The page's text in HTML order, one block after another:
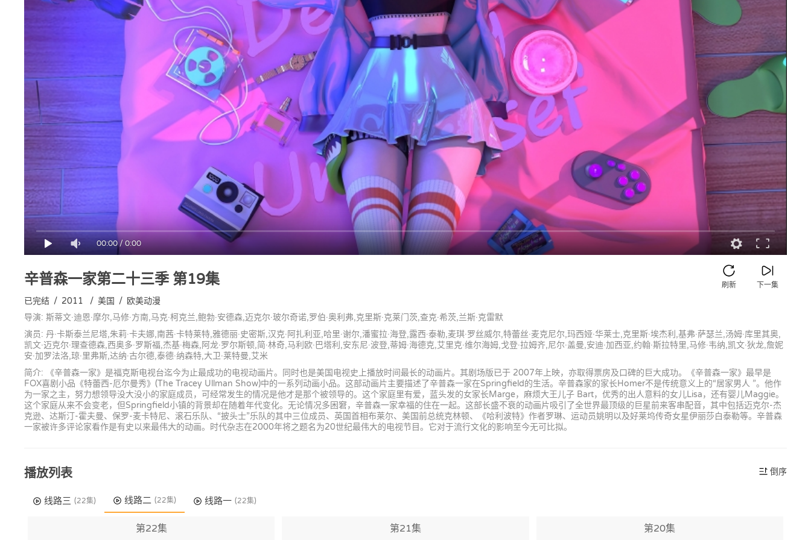
00:00/0:00
辛普森一家第二十三季第19集 下一集
刷新
已完结 / 2011 / 美国 / 欧美动漫
导演: 斯蒂文·迪恩·摩尔,马修·方南,马克·柯克兰,鲍勃·安德森,迈克尔·玻尔奇诺,罗伯·奥利弗,克里斯·克莱门茨,查克·希茨,兰斯·克雷默
演员: 丹·卡斯泰兰尼塔,朱莉·卡夫娜,南茜·卡特莱特,雅德丽·史密斯,汉克·阿扎利亚,哈里·谢尔,潘蜜拉·海登,露西·泰勒,麦琪·罗丝威尔,特蕾丝·麦克尼尔,玛西娅·华莱士,克里斯·埃杰利,基弗·萨瑟兰,汤姆·库里其奥,
凯文·迈克尔·理查德森,西奥多·罗斯福,杰基·梅森,阿龙·罗尔斯顿,简·林奇,马利欧·巴塔利,安东尼·波登,蒂姆·海德克,艾里克·维尔海姆,戈登·拉姆齐,尼尔·盖曼,安迪·加西亚,约翰·斯拉特里,马修·韦纳,凯文·狄龙,詹妮
安·加罗法洛,琼·里弗斯,达纳·古尔德,泰德·纳森特,大卫·莱特曼,艾米
简介: 《辛普森一家》是福克斯电视台迄今为止最成功的电视动画片。同时也是美国电视史上播放时间最长的动画片。其剧场版已于 2007年上映，亦取得票房及口碑的巨大成功。《辛普森一家》最早是
FOX喜剧小品《特蕾西-厄尔曼秀》(The Tracey Ullman Show)中的一系列动画小品。这部动画片主要描述了辛普森一家在Springfield的生活。辛普森家的家长Homer不是传统意义上的“居家男人 ”。他作
为一家之主，努力想领导没大没小的家庭成员，可经常发生的情况是他才是那个被领导的。这个家庭里有爱，蓝头发的女家长Marge，麻烦大王儿子 Bart，优秀的出人意料的女儿Lisa，还有婴儿Maggie。
这个家庭从来不会变老，但Springfield小镇的背景却在随着年代变化。无论情况多困窘，辛普森一家幸福的住在一起。这部长盛不衰的动画片吸引了全世界最顶级的巨星前来客串配音，其中包括迈克尔-杰
克逊、达斯汀-霍夫曼、保罗-麦卡特尼、滚石乐队、“披头士”乐队的其中三位成员、英国首相布莱尔、美国前总统克林顿、《哈利波特》作者罗琳、运动员姚明以及好莱坞传奇女星伊丽莎白泰勒等。辛普森
一家被许多评论家看作是有史以来最伟大的动画。时代杂志在2000年将之题名为20世纪最伟大的电视节目。它对于流行文化的影响至今无可比拟。
播放列表 倒序
线路三 (22集) 线路二 (22集) 线路一 (22集)
第22集 第21集 第20集